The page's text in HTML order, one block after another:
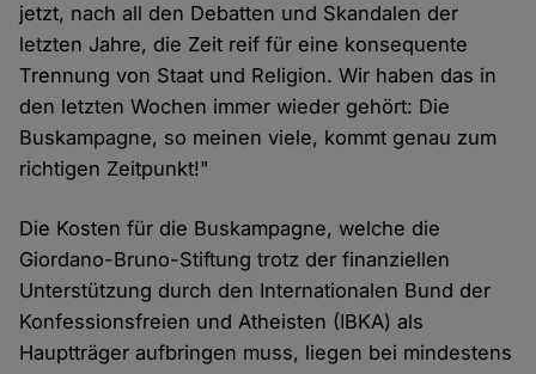
jetzt, nach all den Debatten und Skandalen der
letzten Jahre, die Zeit reif für eine konsequente
Trennung von Staat und Religion. Wir haben das in
den letzten Wochen immer wieder gehört: Die
Buskampagne, so meinen viele, kommt genau zum
richtigen Zeitpunkt!"
Die Kosten für die Buskampagne, welche die
Giordano-Bruno-Stiftung trotz der finanziellen
Unterstützung durch den Internationalen Bund der
Konfessionsfreien und Atheisten (IBKA) als
Hauptträger aufbringen muss, liegen bei mindestens